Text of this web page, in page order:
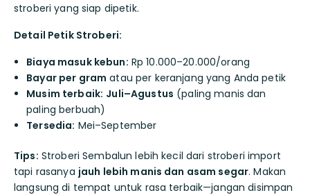
stroberi yang siap dipetik.
Detail Petik Stroberi:
Biaya masuk kebun: Rp 10.000–20.000/orang
Bayar per gram atau per keranjang yang Anda petik
Musim terbaik: Juli–Agustus (paling manis dan
paling berbuah)
Tersedia: Mei–September
Tips: Stroberi Sembalun lebih kecil dari stroberi import
tapi rasanya jauh lebih manis dan asam segar. Makan
langsung di tempat untuk rasa terbaik—jangan disimpan